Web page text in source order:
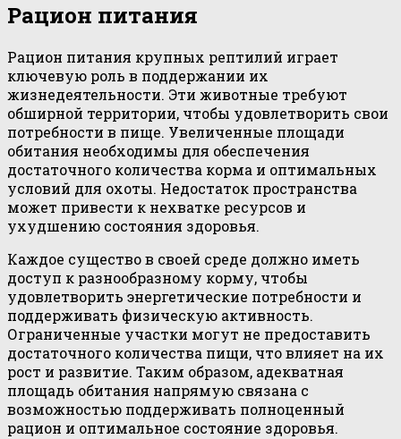
Рацион питания
Рацион питания крупных рептилий играет
ключевую роль в поддержании их
жизнедеятельности. Эти животные требуют
обширной территории, чтобы удовлетворить свои
потребности в пище. Увеличенные площади
обитания необходимы для обеспечения
достаточного количества корма и оптимальных
условий для охоты. Недостаток пространства
может привести к нехватке ресурсов и
ухудшению состояния здоровья.
Каждое существо в своей среде должно иметь
доступ к разнообразному корму, чтобы
удовлетворить энергетические потребности и
поддерживать физическую активность.
Ограниченные участки могут не предоставить
достаточного количества пищи, что влияет на их
рост и развитие. Таким образом, адекватная
площадь обитания напрямую связана с
возможностью поддерживать полноценный
рацион и оптимальное состояние здоровья.